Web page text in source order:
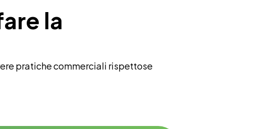
la
pratiche commerciali rispettose